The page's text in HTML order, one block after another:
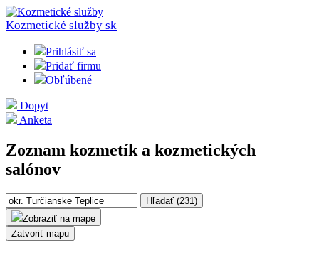
Kozmetické služby sk
Prihlásiť sa
Pridať firmu
Obľúbené
Dopyt
Anketa
Zoznam kozmetík a kozmetických
salónov
Hľadať (231 )
Zobraziť na mape
Zatvoriť mapu